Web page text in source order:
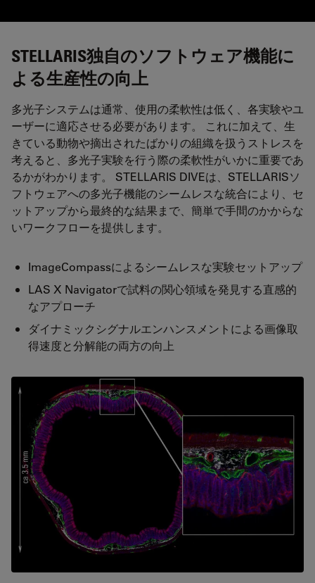
STELLARIS独自のソフトウェア機能に
よる生産性の向上
多光子システムは通常、使用の柔軟性は低く、各実験やユ
ーザーに適応させる必要があります。 これに加えて、生
きている動物や摘出されたばかりの組織を扱うストレスを
考えると、多光子実験を行う際の柔軟性がいかに重要であ
るかがわかります。 STELLARIS DIVEは、STELLARISソ
フトウェアへの多光子機能のシームレスな統合により、セ
ットアップから最終的な結果まで、簡単で手間のかからな
いワークフローを提供します。
ImageCompassによるシームレスな実験セットアップ
LAS X Navigatorで試料の関心領域を発見する直感的
なアプローチ
ダイナミックシグナルエンハンスメントによる画像取
得速度と分解能の両方の向上